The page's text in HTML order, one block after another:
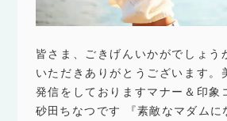
皆さま、ごきげんいかがでしょう
いただきありがとうございます
発信をしておりますマナー＆印象
砂田ちなつです 『素敵なマダムに